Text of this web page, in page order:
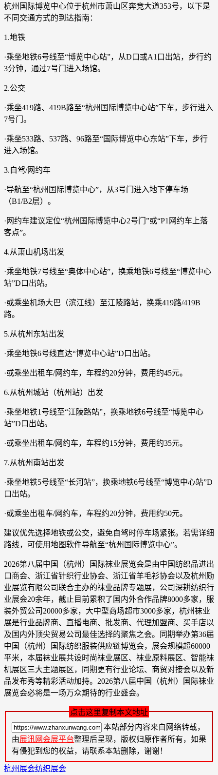
杭州国际博览中心位于杭州市萧山区奔竞大道353号，以下是
不同交通方式的到达指南：
1.地铁
·乘坐地铁6号线至“博览中心站”，从D口或A1口出站，步行约
3分钟，通过7号门进入场馆。
2.公交
·乘坐419路、419B路至“杭州国际博览中心站”下车，步行进入
7号门。
·乘坐533路、537路、96路至“国际博览中心东站”下车，步行
进入场馆。
3.自驾/网约车
·导航至“杭州国际博览中心”，从3号门进入地下停车场
（B1/B2层）。
·网约车建议定位“杭州国际博览中心2号门”或“P1网约车上落
客点”。
4.从萧山机场出发
·乘坐地铁7号线至“奥体中心站”，换乘地铁6号线至“博览中心
站”D口出站。
·或乘坐机场大巴（滨江线）至江陵路站，换乘419路/419B
路。
5.从杭州东站出发
·乘坐地铁6号线直达“博览中心站”D口出站。
·或乘坐出租车/网约车，车程约20分钟，费用约45元。
6.从杭州城站（杭州站）出发
·乘坐地铁1号线至“江陵路站”，换乘地铁6号线至“博览中心
站”D口出站。
·或乘坐出租车/网约车，车程约15分钟，费用约35元。
7.从杭州南站出发
·乘坐地铁5号线至“长河站”，换乘地铁6号线至“博览中心站”D
口出站。
·或乘坐出租车/网约车，车程约20分钟，费用约50元。
建议优先选择地铁或公交，避免自驾时停车场紧张。若需详细
路线，可使用地图软件导航至“杭州国际博览中心”。
2026第八届中国（杭州）国际袜业展览会是由中国纺织品进出
口商会、浙江省针织行业协会、浙江省羊毛衫协会以及杭州励
业展览有限公司联合主办的袜业品牌专题展，公司深耕纺织行
业展会20余年，截止目前累积了国内外合作品牌8000多家，服
装外贸公司20000多家，大中型商场超市3000多家，杭州袜业
展是行业品牌商、直播电商、批发商、代理加盟商、买手店以
及国内外顶尖贸易公司最佳选择的聚焦之会。同期举办第36届
中国（杭州）国际纺织服装供应链博览会，展会规模超60000
平米，本届袜业展共设时尚袜业展区、袜业原料展区、智能袜
机展区三大主题展区，同期更有行业论坛、商贸对接会以及新
品发布秀等精彩活动加持。2026第八届中国（杭州）国际袜业
展览会必将是一场万众期待的行业盛会。
点击这里复制本文地址
本站部分内容来自网络转载，
由展讯网会展平台整理后呈现，版权归原作者所有，如果
有侵犯到您的权益，请联系本站删除，谢谢！
杭州展会纺织展会